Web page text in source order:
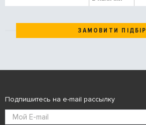
ЗАМОВИТИ ПІДБІР
Подпишитесь на e-mail рассылку